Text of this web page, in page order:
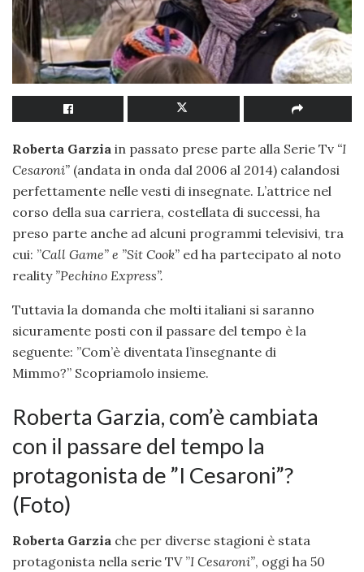
Roberta Garzia in passato prese parte alla Serie Tv ‘‘I
Cesaroni” (andata in onda dal 2006 al 2014) calandosi
perfettamente nelle vesti di insegnate. L’attrice nel
corso della sua carriera, costellata di successi, ha
preso parte anche ad alcuni programmi televisivi, tra
cui: ”Call Game” e ”Sit Cook” ed ha partecipato al noto
reality ”Pechino Express”.
Tuttavia la domanda che molti italiani si saranno
sicuramente posti con il passare del tempo è la
seguente: ”Com’è diventata l’insegnante di
Mimmo?” Scopriamolo insieme.
Roberta Garzia, com’è cambiata
con il passare del tempo la
protagonista de ”I Cesaroni”?
(Foto)
Roberta Garzia che per diverse stagioni è stata
protagonista nella serie TV ”I Cesaroni”, oggi ha 50